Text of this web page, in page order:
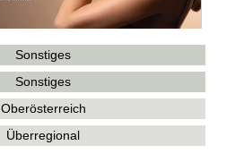
Sonstiges
Sonstiges
Oberösterreich
Überregional